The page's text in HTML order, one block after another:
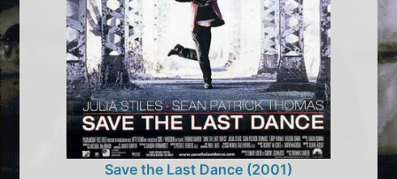
Save the Last Dance (2001)